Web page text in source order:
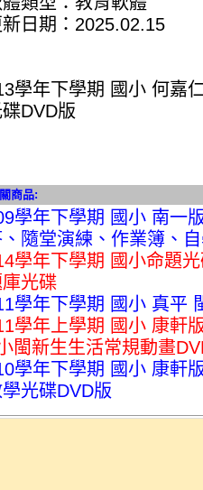
新日期：2025.02.15
學年下學期 國小 何嘉
DVD版
商品:
學年下學期 國小 南一
、隨堂演練、作業簿、
學年下學期 國小命題
光碟
學年下學期 國小 真平
學年上學期 國小 康軒
閩新生生活常規動畫
學年下學期 國小 康軒
光碟DVD版